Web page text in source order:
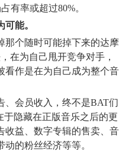
有率或超过80%。
能。
那个随时可能掉下来的达摩
在为自己甩开竞争对手，
看作是在为自己成为整个音
、会员收入，终不是BAT们
于隐藏在正版音乐之后的更
收益、数字专辑的售卖、音
的粉丝经济等等。